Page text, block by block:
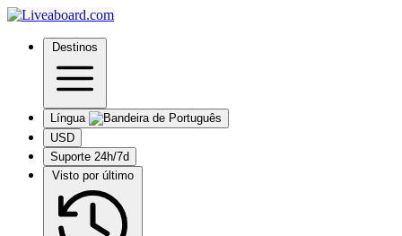
Destinos
Língua
USD
Suporte 24h/7d
Visto por último